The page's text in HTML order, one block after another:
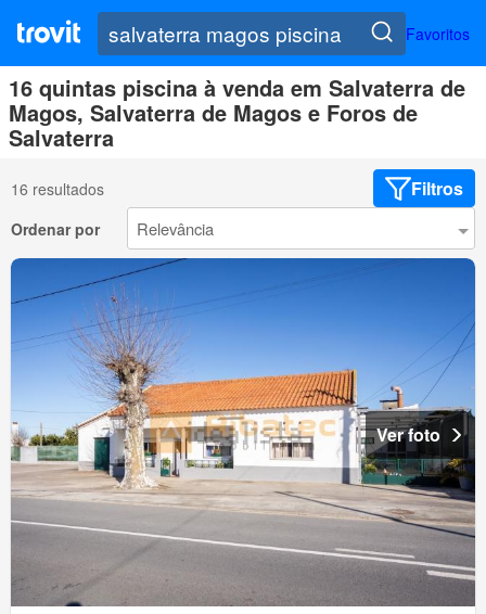
Favoritos
16 quintas piscina à venda em Salvaterra de
Magos, Salvaterra de Magos e Foros de
Salvaterra
16 resultados Filtros
Ordenar por
Ver foto